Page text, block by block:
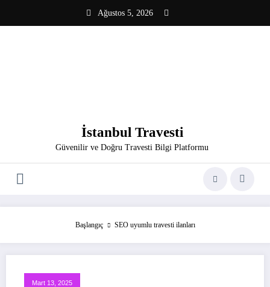
Ağustos 5, 2026
İstanbul Travesti
Güvenilir ve Doğru Travesti Bilgi Platformu
Başlangıç SEO uyumlu travesti ilanları
Mart 13, 2025